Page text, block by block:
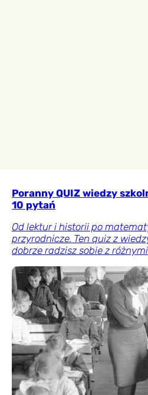
Poranny QUIZ wiedzy
10 pytań
Od lektur i historii po
przyrodnicze. Ten quiz z
dobrze radzisz sobie z